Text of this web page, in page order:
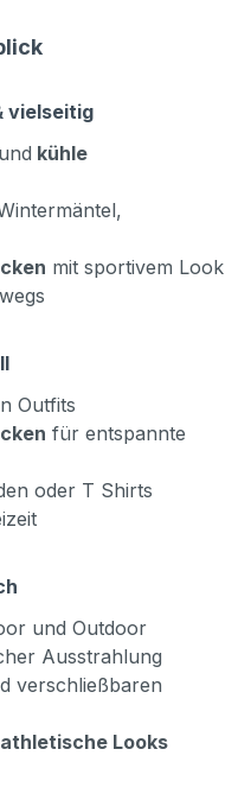
vielseitig
und kühle
mit sportivem Look
Outfits
für entspannte
oder T Shirts
und Outdoor
Ausstrahlung
verschließbaren
athletische Looks